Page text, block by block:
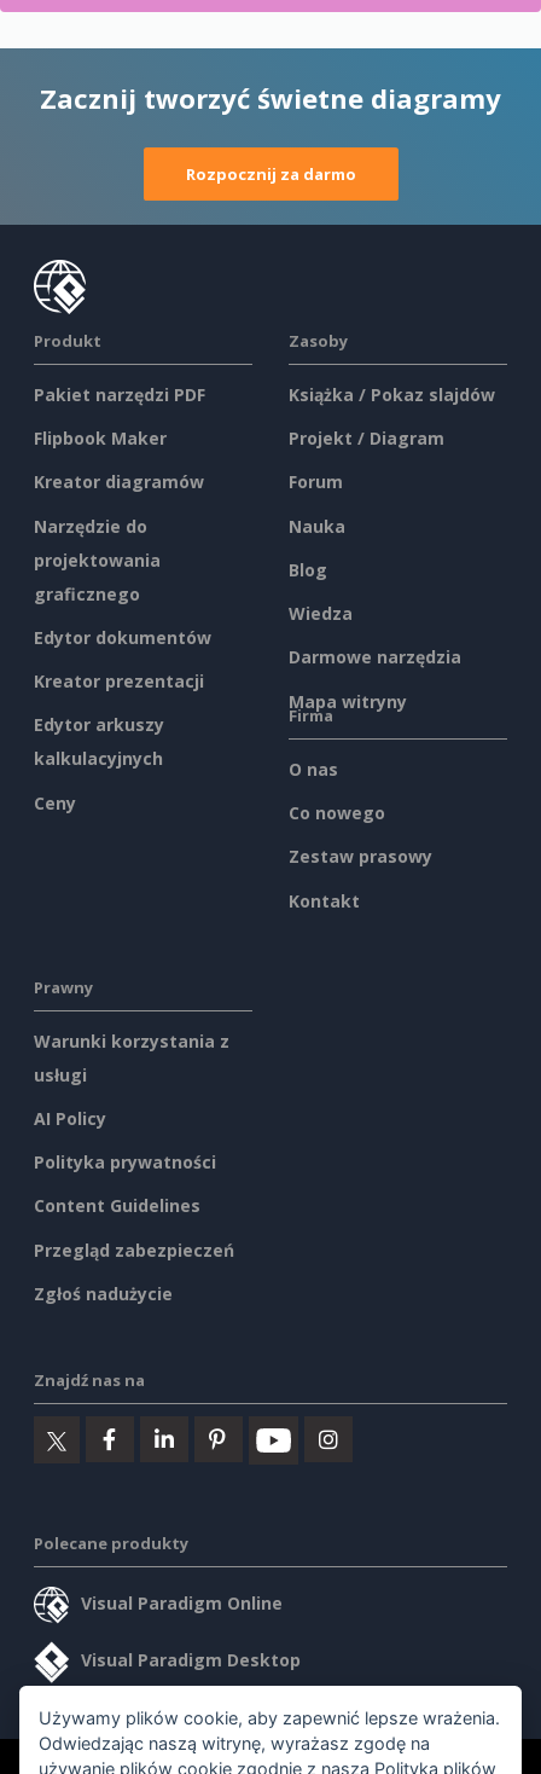
Zacznij tworzyć świetne diagramy
Rozpocznij za darmo
Produkt
Pakiet narzędzi PDF
Flipbook Maker
Kreator diagramów
Narzędzie do
projektowania
graficznego
Edytor dokumentów
Kreator prezentacji
Edytor arkuszy
kalkulacyjnych
Ceny
Zasoby
Książka / Pokaz slajdów
Projekt / Diagram
Forum
Nauka
Blog
Wiedza
Darmowe narzędzia
Mapa witryny
Firma
O nas
Co nowego
Zestaw prasowy
Kontakt
Prawny
Warunki korzystania z
usługi
AI Policy
Polityka prywatności
Content Guidelines
Przegląd zabezpieczeń
Zgłoś nadużycie
Znajdź nas na
Polecane produkty
Visual Paradigm Online
Visual Paradigm Desktop
Używamy plików cookie, aby zapewnić lepsze wrażenia.
Odwiedzając naszą witrynę, wyrażasz zgodę na
używanie plików cookie zgodnie z naszą Polityką plików